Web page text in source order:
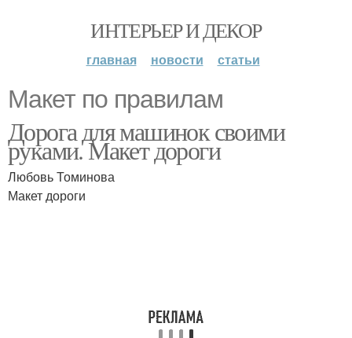
ИНТЕРЬЕР И ДЕКОР
главная новости статьи
Макет по правилам
Дорога для машинок своими
руками. Макет дороги
Любовь Томинова
Макет дороги